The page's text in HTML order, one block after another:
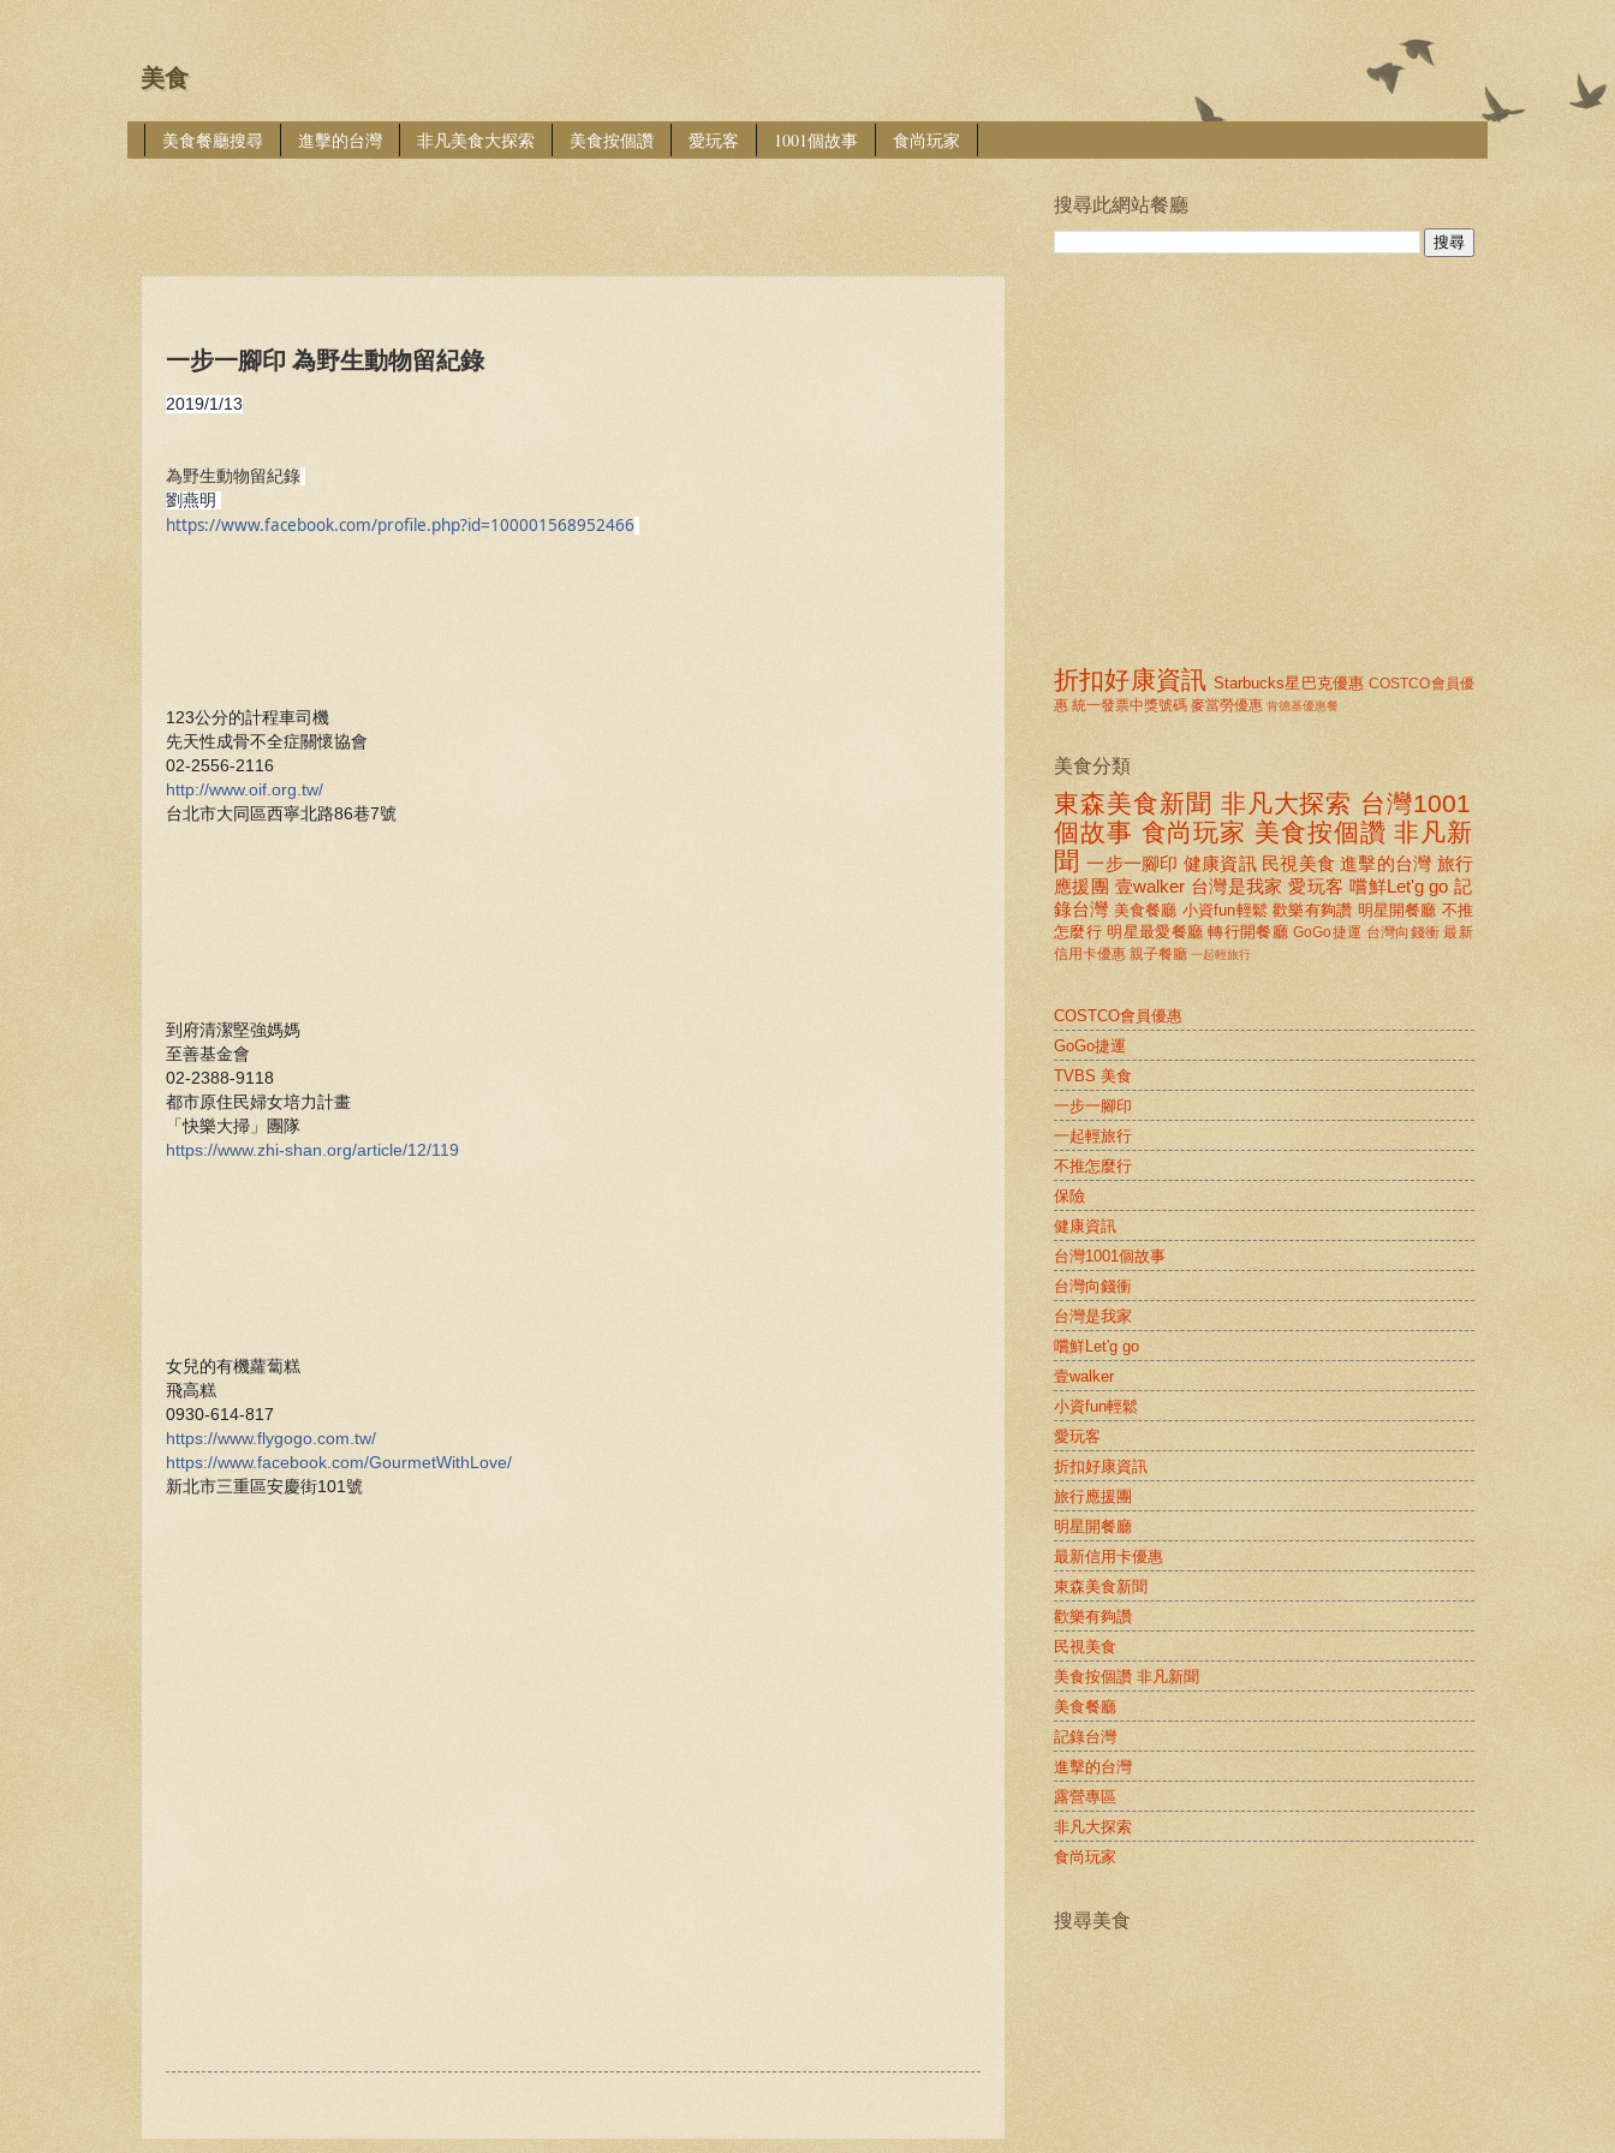
美食
美食餐廳搜尋 進擊的台灣 非凡美食大探索 美食按個讚 愛玩客 1001個故事 食尚玩家
一步一腳印 為野生動物留紀錄
2019/1/13
為野生動物留紀錄
劉燕明
https://www.facebook.com/profile.php?id=100001568952466
123公分的計程車司機
先天性成骨不全症關懷協會
02-2556-2116
http://www.oif.org.tw/
台北市大同區西寧北路86巷7號
到府清潔堅強媽媽
至善基金會
02-2388-9118
都市原住民婦女培力計畫
「快樂大掃」團隊
https://www.zhi-shan.org/article/12/119
女兒的有機蘿蔔糕
飛高糕
0930-614-817
https://www.flygogo.com.tw/
https://www.facebook.com/GourmetWithLove/
新北市三重區安慶街101號
搜尋此網站餐廳
折扣好康資訊 Starbucks星巴克優惠 COSTCO會員優
惠 統一發票中獎號碼 麥當勞優惠 肯德基優惠餐
美食分類
東森美食新聞 非凡大探索 台灣1001
個故事 食尚玩家 美食按個讚 非凡新
聞 一步一腳印 健康資訊 民視美食 進擊的台灣 旅行
應援團 壹walker 台灣是我家 愛玩客 嚐鮮Let'g go 記
錄台灣 美食餐廳 小資fun輕鬆 歡樂有夠讚 明星開餐廳 不推
怎麼行 明星最愛餐廳 轉行開餐廳 GoGo捷運 台灣向錢衝 最新
信用卡優惠 親子餐廳 一起輕旅行
COSTCO會員優惠
GoGo捷運
TVBS 美食
一步一腳印
一起輕旅行
不推怎麼行
保險
健康資訊
台灣1001個故事
台灣向錢衝
台灣是我家
嚐鮮Let'g go
壹walker
小資fun輕鬆
愛玩客
折扣好康資訊
旅行應援團
明星開餐廳
最新信用卡優惠
東森美食新聞
歡樂有夠讚
民視美食
美食按個讚 非凡新聞
美食餐廳
記錄台灣
進擊的台灣
露營專區
非凡大探索
食尚玩家
搜尋美食